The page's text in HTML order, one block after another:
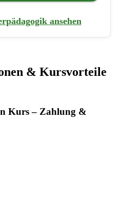
ansehen
& Kursvorteile
Kurs – Zahlung &